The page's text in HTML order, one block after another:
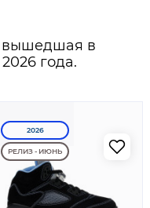
вышедшая в
года.
2026
РЕЛИЗ - ИЮНЬ